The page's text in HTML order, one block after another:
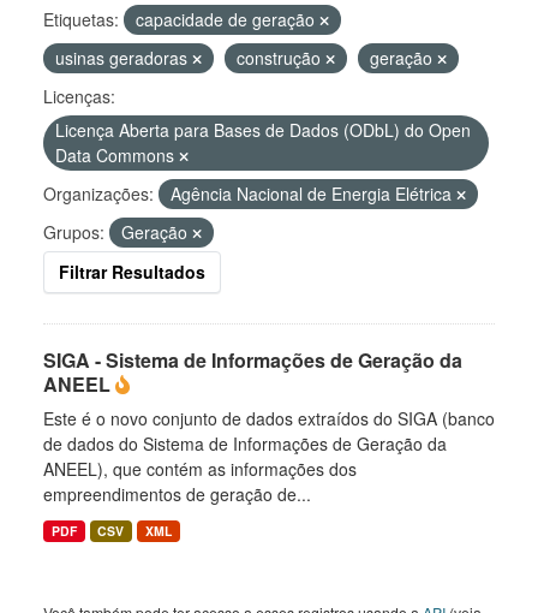
Etiquetas:
capacidade de geração
usinas geradoras
construção
geração
Licenças:
Licença Aberta para Bases de Dados (ODbL) do Open
Data Commons
Organizações:
Agência Nacional de Energia Elétrica
Grupos:
Geração
Filtrar Resultados
SIGA - Sistema de Informações de Geração da
ANEEL
Este é o novo conjunto de dados extraídos do SIGA (banco
de dados do Sistema de Informações de Geração da
ANEEL), que contém as informações dos
empreendimentos de geração de...
PDF CSV XML